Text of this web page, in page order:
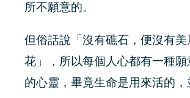
所不願意的。
但俗話說「沒有礁石，便沒有美
花」，所以每個人心都有一種
的心靈，畢竟生命是用來活的，